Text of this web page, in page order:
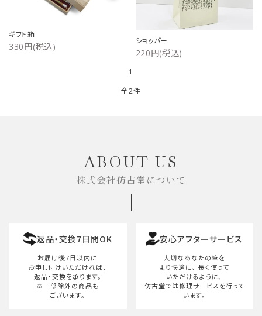
プライバシーポリシー
ギフト箱
330円(税込)
ショッパー
220円(税込)
1
全2件
検索する
ABOUT US
株式会社仿古堂について
返品・交換7日間OK
お届け後7日以内に
お申し付けいただければ、
返品・交換を承ります。
※一部除外の商品も
ございます。
安心アフターサービス
大切なあなたの筆を
より快適に、 長く使って
いただけるように、
仿古堂では修理サービスを行って
います。